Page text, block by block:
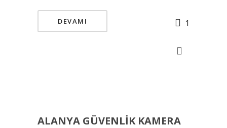
DEVAMI 1
ALANYA GÜVENLIK KAMERA